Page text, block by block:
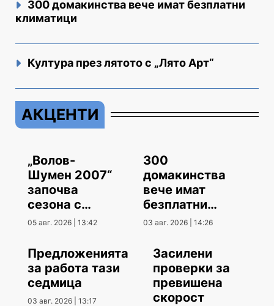
300 домакинства вече имат безплатни
климатици
Култура през лятото с „Лято Арт“
АКЦЕНТИ
„Волов-
Шумен 2007“
започва
сезона с
гостуване
05 авг. 2026 | 13:42
300
домакинства
вече имат
безплатни
климатици
03 авг. 2026 | 14:26
Предложенията
за работа тази
седмица
03 авг. 2026 | 13:17
Засилени
проверки за
превишена
скорост